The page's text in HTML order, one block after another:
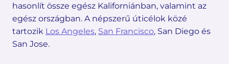
hasonlít össze egész Kaliforniánban, valamint az
egész országban. A népszerű úticélok közé
tartozik Los Angeles, San Francisco, San Diego és
San Jose.